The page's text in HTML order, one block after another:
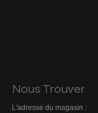
Nous Trouver
L'adresse du magasin :